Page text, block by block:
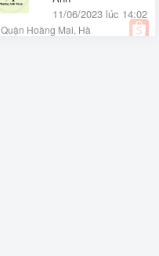
11/06/2023 lúc 14:02
Quận Hoàng Mai, Hà